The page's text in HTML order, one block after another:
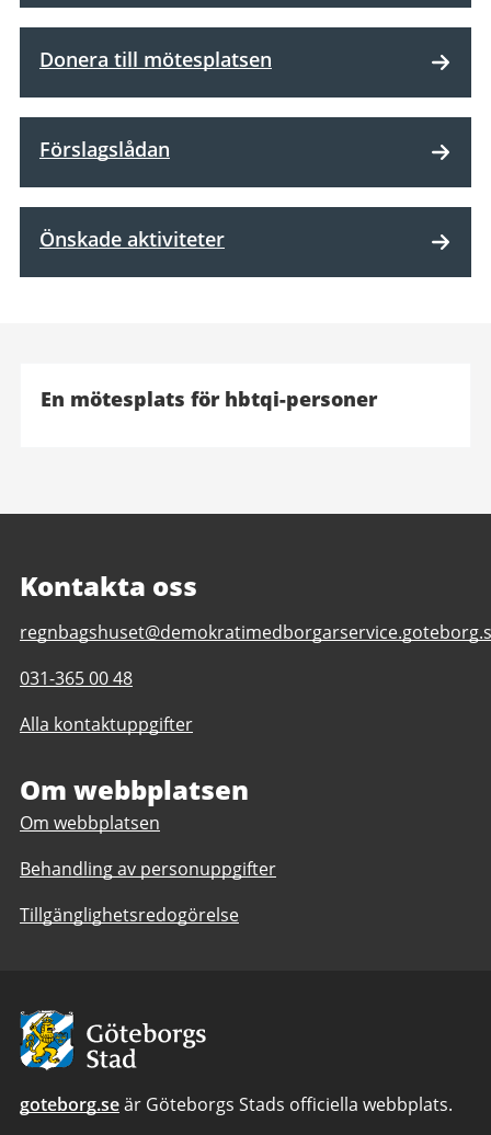
Donera till mötesplatsen
Förslagslådan
Önskade aktiviteter
En mötesplats för hbtqi-personer
Kontakta oss
E-
till
Regnbågshuset
Telefonnummer
Regnbågshuset
031-365 00 48
Alla kontaktuppgifter
Om webbplatsen
Om webbplatsen
Behandling av personuppgifter
Tillgänglighetsredogörelse
Avsändare:
Göteborgs
Stad
goteborg.seär Göteborgs Stads officiella webbplats.